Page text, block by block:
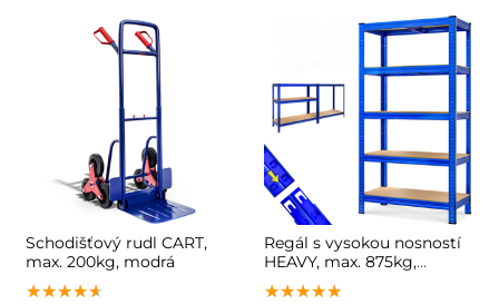
Schodišťový rudl CART,
max. 200kg, modrá
★★★★★
★★★★★
★★★★★
Regál s vysokou nosností
HEAVY, max. 875kg,
90x40x180cm, modrá
★★★★★
★★★★★
★★★★★